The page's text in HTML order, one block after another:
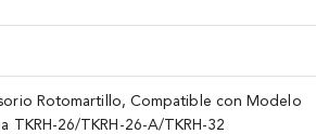
Rotomartillo, Compatible con Modelo
TKRH-26/TKRH-26-A/TKRH-32